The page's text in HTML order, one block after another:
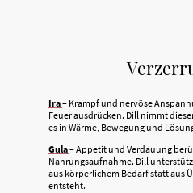
Ira– Krampf und nervöse
Feuer ausdrücken. Dill nimmt
es in Wärme, Bewegung und
Gula– Appetit und Verdauung
Nahrungsaufnahme. Dill
aus körperlichem Bedarf statt aus
entsteht.